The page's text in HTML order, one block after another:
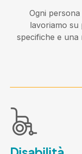
Ogni
lavoriamo
specifiche e